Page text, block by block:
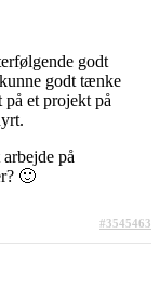
godt
godt tænke
et projekt på
på
🙂
#3545463